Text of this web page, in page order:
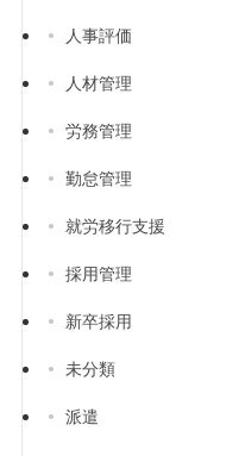
人事評価
人材管理
労務管理
勤怠管理
就労移行支援
採用管理
新卒採用
未分類
派遣